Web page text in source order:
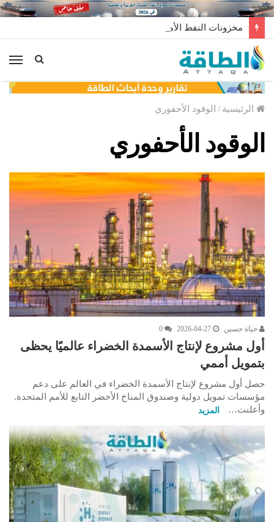
الرئيسية / الوقود الأحفوري
الوقود الأحفوري
حياة حسين 2026-04-27
0
أول مشروع لإنتاج الأسمدة الخضراء عالميًا يحظى
بتمويل أممي
حصل أول مشروع لإنتاج الأسمدة الخضراء في العالم على دعم
مؤسسات تمويل دولية وصندوق المناخ الأخضر التابع للأمم المتحدة.
وأعلنت…
المزيد